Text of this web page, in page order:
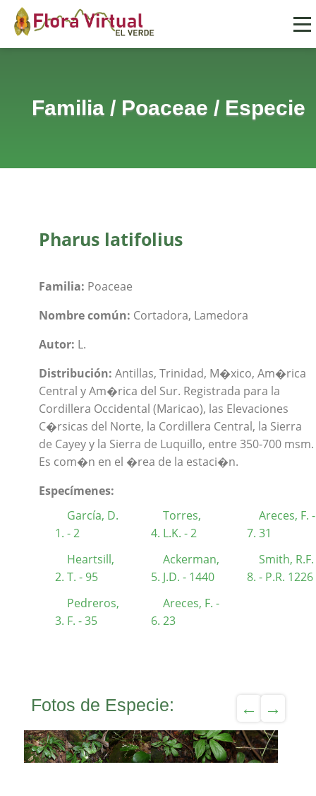
Familia/ Poaceae / Especie
Pharus latifolius
Familia: Poaceae
Nombre común: Cortadora, Lamedora
Autor: L.
Distribución: Antillas, Trinidad, M�xico, Am�rica
Central y Am�rica del Sur. Registrada para la
Cordillera Occidental (Maricao), las Elevaciones
C�rsicas del Norte, la Cordillera Central, la Sierra
de Cayey y la Sierra de Luquillo, entre 350-700 msm.
Es com�n en el �rea de la estaci�n.
Especímenes:
García, D.
- 2
Heartsill,
T. - 95
Pedreros,
F. - 35
Torres,
L.K. - 2
Ackerman,
J.D. - 1440
Areces, F. -
23
Areces, F. -
31
Smith, R.F.
- P.R. 1226
Fotos de Especie: